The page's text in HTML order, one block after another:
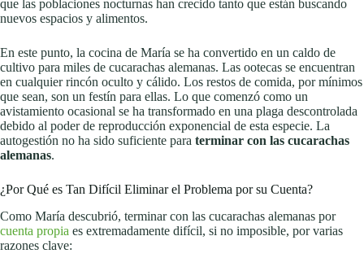
que las poblaciones nocturnas han crecido tanto que están buscando
nuevos espacios y alimentos.
En este punto, la cocina de María se ha convertido en un caldo de
cultivo para miles de cucarachas alemanas. Las ootecas se encuentran
en cualquier rincón oculto y cálido. Los restos de comida, por mínimos
que sean, son un festín para ellas. Lo que comenzó como un
avistamiento ocasional se ha transformado en una plaga descontrolada
debido al poder de reproducción exponencial de esta especie. La
autogestión no ha sido suficiente para terminar con las cucarachas
alemanas.
¿Por Qué es Tan Difícil Eliminar el Problema por su Cuenta?
Como María descubrió, terminar con las cucarachas alemanas por
cuenta propia es extremadamente difícil, si no imposible, por varias
razones clave: